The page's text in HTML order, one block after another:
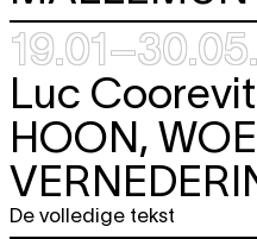
Luc
HOON,
De volledige tekst